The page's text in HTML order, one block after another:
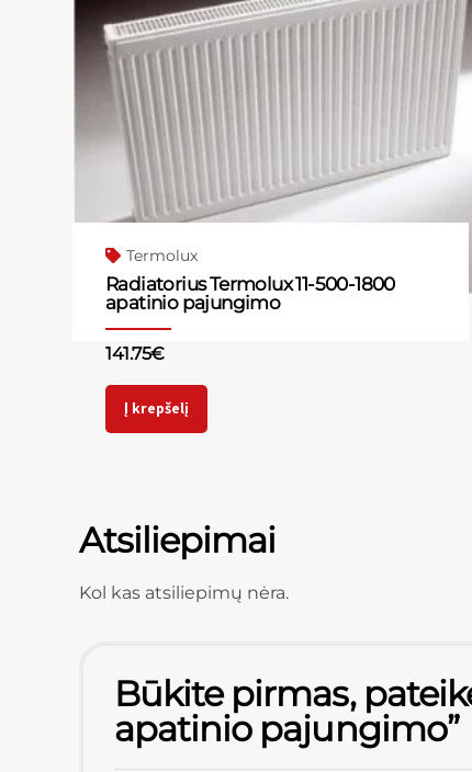
Termolux
Radiatorius Termolux 11-500-1800
apatinio pajungimo
141.75€
Į krepšelį
Atsiliepimai
Kol kas atsiliepimų nėra.
Būkite pirmas,
apatinio pajungimo”